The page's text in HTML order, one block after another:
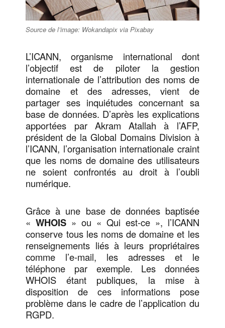
Source de l’image: Wokandapix via Pixabay
L’ICANN, organisme international dont
l’objectif est de piloter la gestion
internationale de l’attribution des noms de
domaine et des adresses, vient de
partager ses inquiétudes concernant sa
base de données. D’après les explications
apportées par Akram Atallah à l’AFP,
président de la Global Domains Division à
l’ICANN, l’organisation internationale craint
que les noms de domaine des utilisateurs
ne soient confrontés au droit à l’oubli
numérique.
Grâce à une base de données baptisée
«WHOIS » ou « Qui est-ce », l’ICANN
conserve tous les noms de domaine et les
renseignements liés à leurs propriétaires
comme l’e-mail, les adresses et le
téléphone par exemple. Les données
WHOIS étant publiques, la mise à
disposition de ces informations pose
problème dans le cadre de l’application du
RGPD.